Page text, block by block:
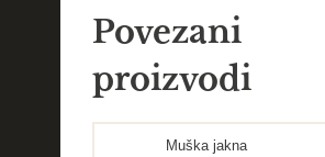
Povezani
proizvodi
Muška jakna